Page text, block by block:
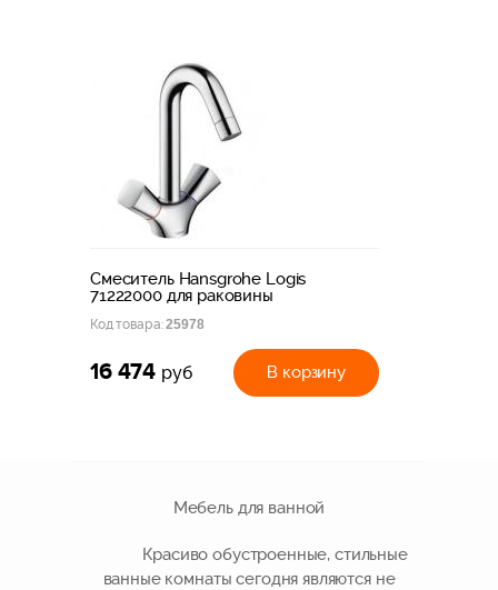
Смеситель Hansgrohe Logis
71222000 для раковины
Код товара:25978
16 474 руб В корзину
Мебель для ванной
Красиво обустроенные, стильные
ванные комнаты сегодня являются не